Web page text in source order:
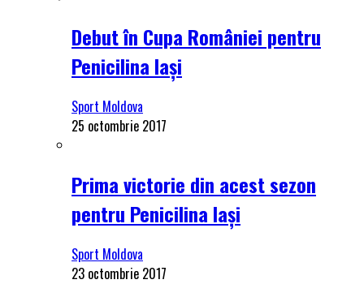
Debut în Cupa României pentru
Penicilina Iași
Sport Moldova
25 octombrie 2017
Prima victorie din acest sezon
pentru Penicilina Iași
Sport Moldova
23 octombrie 2017